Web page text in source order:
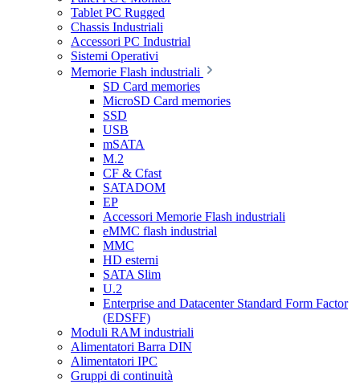
Tablet PC Rugged
Chassis Industriali
Accessori PC Industrial
Sistemi Operativi
Memorie Flash industriali
SD Card memories
MicroSD Card memories
SSD
USB
mSATA
M.2
CF & Cfast
SATADOM
EP
Accessori Memorie Flash industriali
eMMC flash industrial
MMC
HD esterni
SATA Slim
U.2
Enterprise and Datacenter Standard Form Factor
(EDSFF)
Moduli RAM industriali
Alimentatori Barra DIN
Alimentatori IPC
Gruppi di continuità